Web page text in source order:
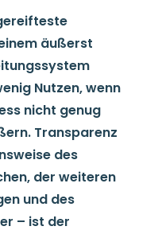
äußerst
Nutzen, wenn
nicht genug
Transparenz
des
der weiteren
und des
– ist der